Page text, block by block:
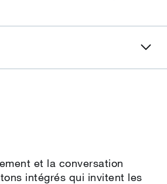
et la conversation
intégrés qui invitent les